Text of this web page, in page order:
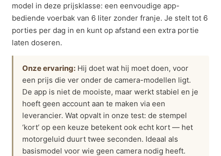
model in deze prijsklasse: een eenvoudige app-
bediende voerbak van 6 liter zonder franje. Je stelt tot 6
porties per dag in en kunt op afstand een extra portie
laten doseren.
Onze ervaring: Hij doet wat hij moet doen, voor
een prijs die ver onder de camera-modellen ligt.
De app is niet de mooiste, maar werkt stabiel en je
hoeft geen account aan te maken via een
leverancier. Wat opvalt in onze test: de stempel
‘kort’ op een keuze betekent ook echt kort — het
motorgeluid duurt twee seconden. Ideaal als
basismodel voor wie geen camera nodig heeft.